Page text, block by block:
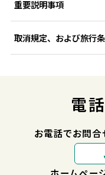
重要説明事項
取消規定、および旅行
電
お電話でお問合